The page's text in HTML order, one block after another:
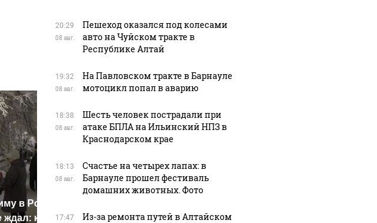
в России
как
были украдены 18
крушение вертолета на
20:29
08 авг.
Пешеход оказался под колесами
авто на Чуйском тракте в
Республике Алтай
19:32
08 авг.
На Павловском тракте в Барнауле
мотоцикл попал в аварию
18:38
08 авг.
Шесть человек пострадали при
атаке БПЛА на Ильинский НПЗ в
Краснодарском крае
18:13
08 авг.
Счастье на четырех лапах: в
Барнауле прошел фестиваль
домашних животных. Фото
17:47
Из-за ремонта путей в Алтайском